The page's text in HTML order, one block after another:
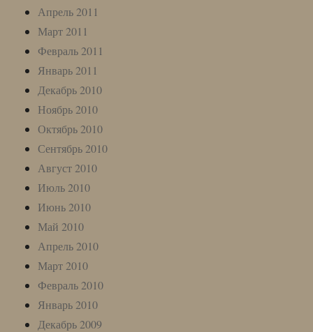
Апрель 2011
Март 2011
Февраль 2011
Январь 2011
Декабрь 2010
Ноябрь 2010
Октябрь 2010
Сентябрь 2010
Август 2010
Июль 2010
Июнь 2010
Май 2010
Апрель 2010
Март 2010
Февраль 2010
Январь 2010
Декабрь 2009